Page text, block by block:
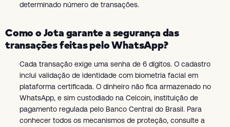
determinado número de transações.
Como o Jota garante a segurança das
transações feitas pelo WhatsApp?
Cada transação exige uma senha de 6 dígitos. O cadastro
inclui validação de identidade com biometria facial em
plataforma certificada. O dinheiro não fica armazenado no
WhatsApp, e sim custodiado na Celcoin, instituição de
pagamento regulada pelo Banco Central do Brasil. Para
conhecer todos os mecanismos de proteção, consulte a